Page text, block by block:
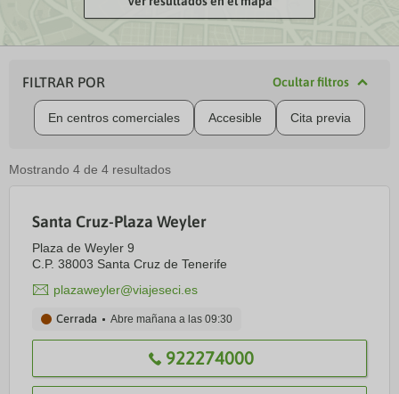
FILTRAR POR Ocultar filtros
En centros comerciales Accesible Cita previa
Mostrando 4 de 4 resultados
Santa Cruz-Plaza Weyler
Plaza de Weyler 9
C.P. 38003 Santa Cruz de Tenerife
plazaweyler@viajeseci.es
922274000
Cerrada Abre mañana a las 09:30